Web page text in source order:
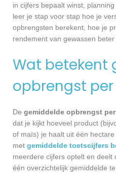
in cijfers bepaalt winst,
leer je stap voor stap hoe je
opbrengsten berekent, hoe je
rendement van gewassen beter
Wat betekent
opbrengst
De gemiddelde opbrengst
dat je kijkt hoeveel product
of maïs) je haalt uit één
met gemiddelde toetscijfers
meerdere cijfers optelt en
één overzichtelijk gemiddelde te